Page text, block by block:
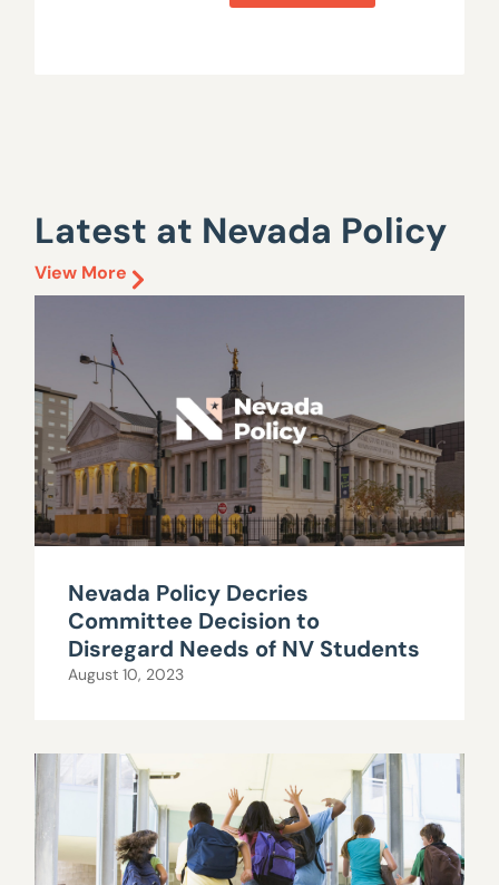
Latest at Nevada Policy
View More
Nevada Policy Decries
Committee Decision to
Disregard Needs of NV Students
August 10, 2023